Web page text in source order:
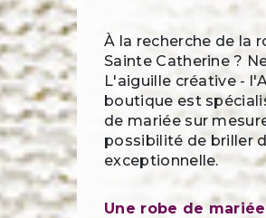
À la recherche de la
Sainte Catherine ?
L'aiguille créative -
boutique est
de mariée sur
possibilité de briller
exceptionnelle.
Une robe de